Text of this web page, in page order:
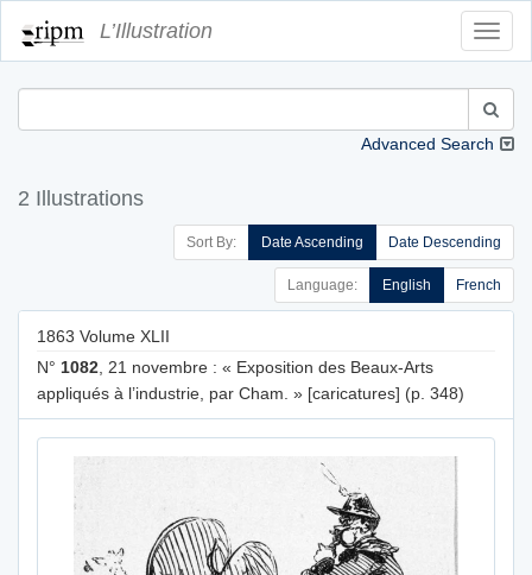
L’Illustration
Advanced Search
2 Illustrations
Sort By: Date Ascending Date Descending
Language: English French
1863 Volume XLII
N° 1082 , 21 novembre : « Exposition des Beaux-Arts
appliqués à l’industrie, par Cham. » [caricatures] (p. 348)